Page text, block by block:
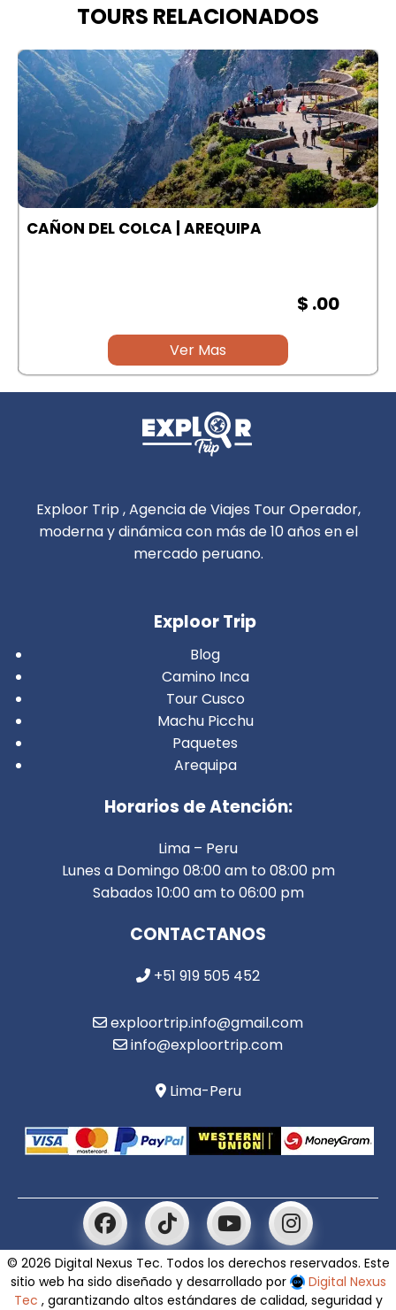
TOURS RELACIONADOS
CAÑON DEL COLCA | AREQUIPA
$ .00
Ver Mas
Exploor Trip , Agencia de Viajes Tour Operador,
moderna y dinámica con más de 10 años en el
mercado peruano.
Exploor Trip
Blog
Camino Inca
Tour Cusco
Machu Picchu
Paquetes
Arequipa
Horarios de Atención:
Lima – Peru
Lunes a Domingo 08:00 am to 08:00 pm
Sabados 10:00 am to 06:00 pm
CONTACTANOS
+51 919 505 452
exploortrip.info@gmail.com
info@exploortrip.com
Lima-Peru
© 2026 Digital Nexus Tec. Todos los derechos reservados. Este
sitio web ha sido diseñado y desarrollado por
Digital Nexus
Tec , garantizando altos estándares de calidad, seguridad y